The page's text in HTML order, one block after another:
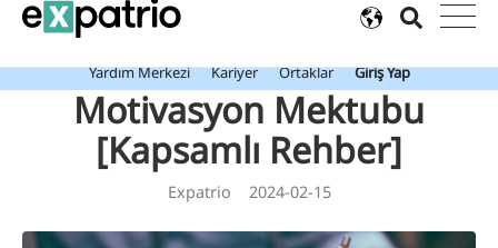
Son dakika: Value Package ile birlikte ücretsiz Expatrio Banka
Hesabınızı edinin!
Yardım Merkezi
Kariyer Ortaklar Giriş Yap
Motivasyon Mektubu
[Kapsamlı Rehber]
Expatrio 2024-02-15